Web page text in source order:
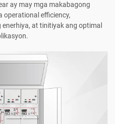
ay may mga makabagong
operational efficiency,
at tinitiyak ang optimal